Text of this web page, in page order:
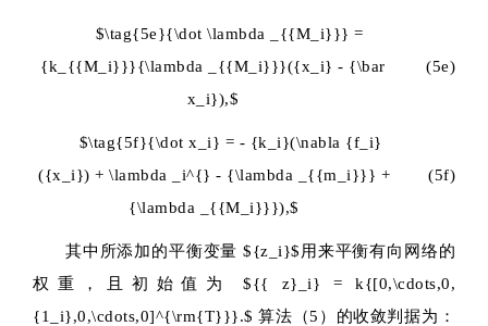
$\tag{5e}{\dot \lambda _{{M_i}}} =
{k_{{M_i}}}{\lambda _{{M_i}}}({x_i} - {\bar
x_i}),$
(5e)
$\tag{5f}{\dot x_i} = - {k_i}(\nabla {f_i}
({x_i}) + \lambda _i^{} - {\lambda _{{m_i}}} +
{\lambda _{{M_i}}}),$
(5f)
其中所添加的平衡变量${z_i}$ 用来平衡有向网络的
权重，且初始值为${{ z}_i} = k{[0,\cdots,0,
{1_i},0,\cdots,0]^{\rm{T}}}.$ 算法（5）的收敛判据为：